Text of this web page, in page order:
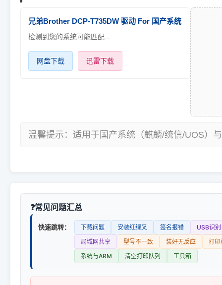
兄弟Brother DCP-T735DW 驱动 For 国产系统
检测到您的系统可能匹配...
网盘下载 迅雷下载
温馨提示：适用于国产系统（麒麟/统信/UOS）
常见问题汇总
快速跳转： 下载问题 安装红绿叉 签名报错
USB识别
局域网共享
型号不一致 装好无反应
打印
系统与ARM
清空打印队列 工具箱